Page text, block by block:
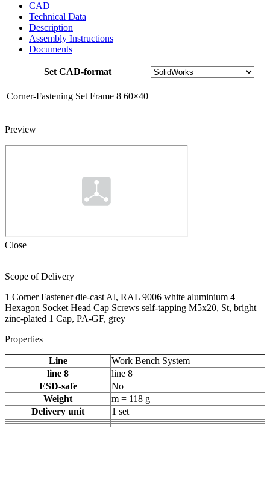
CAD
Technical Data
Description
Assembly Instructions
Documents
Set CAD-format
Corner-Fastening Set Frame 8 60×40
Preview
Close
Scope of Delivery
1 Corner Fastener die-cast Al, RAL 9006 white aluminium 4
Hexagon Socket Head Cap Screws self-tapping M5x20, St, bright
zinc-plated 1 Cap, PA-GF, grey
Properties
Line
Work Bench System
line 8
line 8
ESD-safe
No
Weight
m = 118 g
Delivery unit
1 set